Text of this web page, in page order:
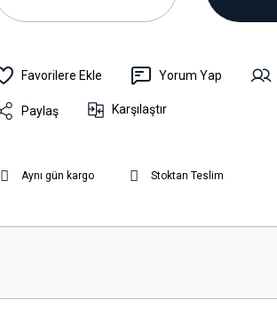
Yorum Yap
Paylaş Karşılaştır
Aynı gün kargo Stoktan Teslim